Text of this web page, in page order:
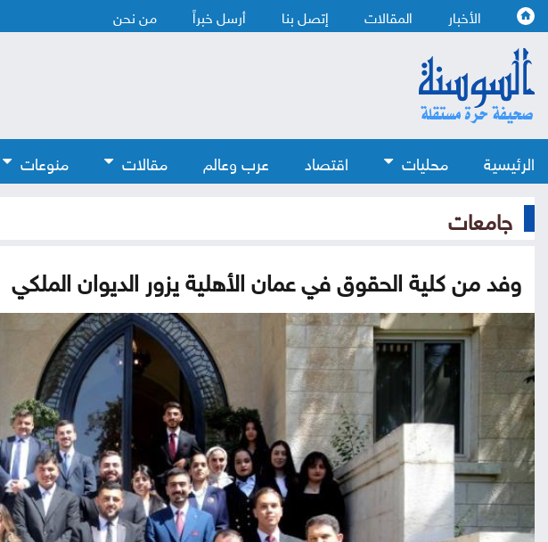
الأخبار المقالات إتصل بنا أرسل خبراً من نحن
الرئيسية محليات اقتصاد عرب وعالم مقالات منوعات
جامعات
وفد من كلية الحقوق في عمان الأهلية يزور الديوان الملكي